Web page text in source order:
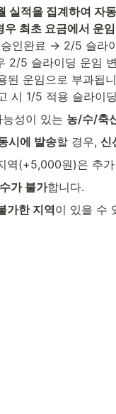
실적을 집계하여 자
최초 요금에서 운
고 시 1/5 적용 슬라이
성이 있는 농/수/축
시에 발송할 경우, 신
역(+5,000원)은 추
가 불가합니다.
가한 지역이 있을 수